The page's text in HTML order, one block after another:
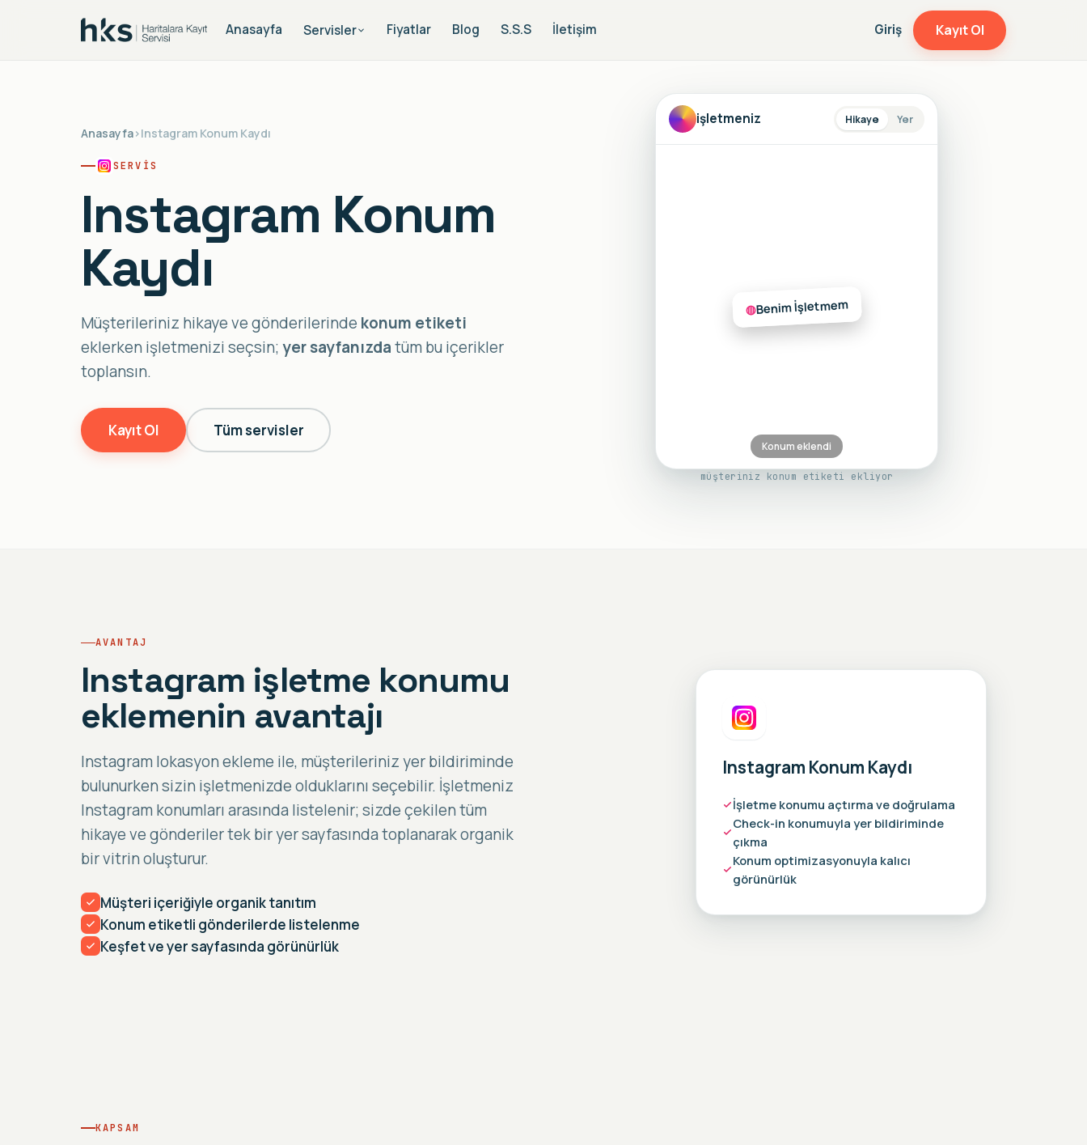
Anasayfa Servisler Fiyatlar Blog S.S.S İletişim Giriş Kayıt Ol
Anasayfa›Instagram Konum Kaydı
SERVIS
Instagram Konum
Kaydı
Müşterileriniz hikaye ve gönderilerinde konum etiketi
eklerken işletmenizi seçsin;yer sayfanızdatüm bu içerikler
toplansın.
Kayıt Ol Tüm servisler
işletmeniz Hikaye Yer
◍Benim İşletmem
Konum eklendi
müşteriniz konum etiketi ekliyor
AVANTAJ
Instagram işletme konumu
eklemenin avantajı
Instagram lokasyon ekleme ile, müşterileriniz yer bildiriminde
bulunurken sizin işletmenizde olduklarını seçebilir. İşletmeniz
Instagram konumları arasında listelenir; sizde çekilen tüm
hikaye ve gönderiler tek bir yer sayfasında toplanarak organik
bir vitrin oluşturur.
Müşteri içeriğiyle organik tanıtım
Konum etiketli gönderilerde listelenme
Keşfet ve yer sayfasında görünürlük
Instagram Konum Kaydı
İşletme konumu açtırma ve doğrulama
Check-in konumuyla yer bildiriminde
çıkma
Konum optimizasyonuyla kalıcı
görünürlük
KAPSAM